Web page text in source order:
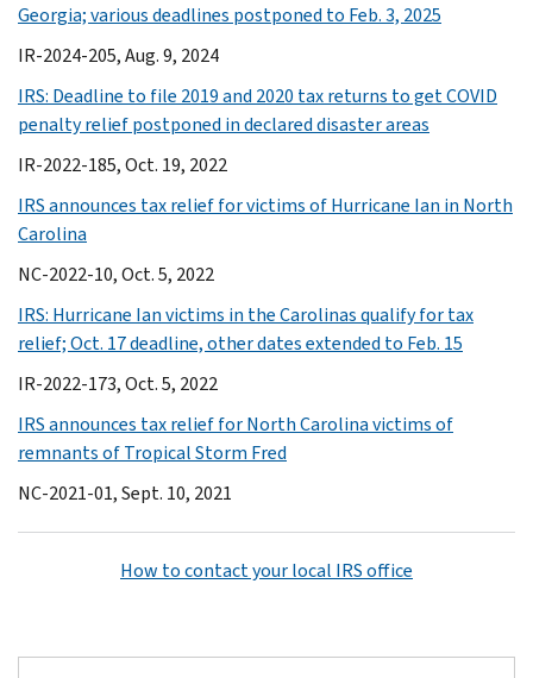
Georgia; various deadlines postponed to Feb. 3, 2025
IR-2024-205, Aug. 9, 2024
IRS: Deadline to file 2019 and 2020 tax returns to get COVID
penalty relief postponed in declared disaster areas
IR-2022-185, Oct. 19, 2022
IRS announces tax relief for victims of Hurricane Ian in North
Carolina
NC-2022-10, Oct. 5, 2022
IRS: Hurricane Ian victims in the Carolinas qualify for tax
relief; Oct. 17 deadline, other dates extended to Feb. 15
IR-2022-173, Oct. 5, 2022
IRS announces tax relief for North Carolina victims of
remnants of Tropical Storm Fred
NC-2021-01, Sept. 10, 2021
How to contact your local IRS office